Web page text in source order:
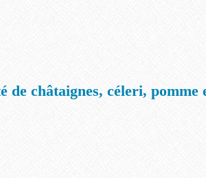
de châtaignes, céleri, pomme